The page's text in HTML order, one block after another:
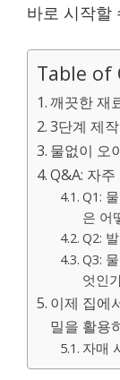
바로 시작할
Table of
깨끗한 재
3단계 제
물없이 오
Q&A: 자
Q1:
은 어
Q2:
Q3:
엇인
이제 집에
밀을 활용
자매